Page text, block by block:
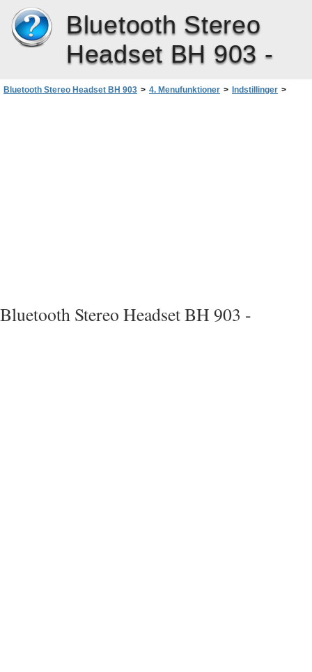
Bluetooth Stereo
Headset BH 903 -
Bluetooth Stereo Headset BH 903 > 4. Menufunktioner > Indstillinger >
Bluetooth Stereo Headset BH 903 -